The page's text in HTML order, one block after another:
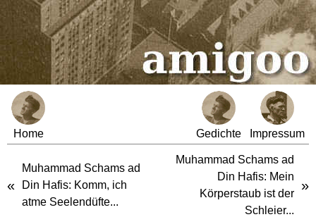
Home Gedichte Impressum
«
Muhammad Schams ad
Din Hafis: Komm, ich
atme Seelendüfte...
Muhammad Schams ad
Din Hafis: Mein
Körperstaub ist der
Schleier...
»